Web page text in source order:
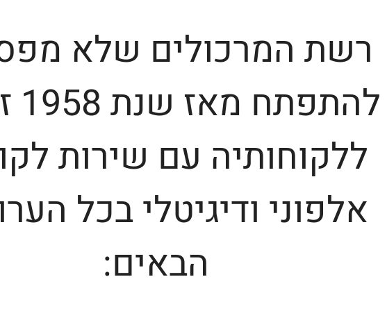
רשת המרכולים שלא
ללקוחותיה עם שירות
אלפוני ודיגיטלי בכל
הבאים: